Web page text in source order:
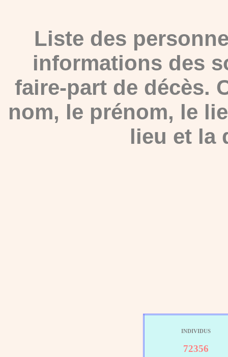
Liste des
informations des
faire-part de décès.
nom, le prénom, le
lieu et la
INDIVIDUS
72356